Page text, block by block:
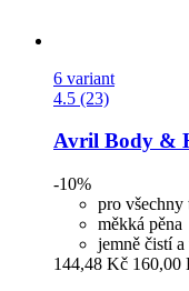
6 variant
4.5 (23)
Avril Body &
-10%
pro
měkká pěna
jemně čistí
144,48 Kč 160,00